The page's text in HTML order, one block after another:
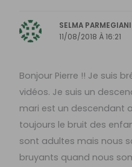
SELMA
11/08/2018 À 16:21
Bonjour Pierre !! Je suis
vidéos. Je suis un
mari est un descendant
toujours le bruit des
sont adultes mais nous
bruyants quand nous